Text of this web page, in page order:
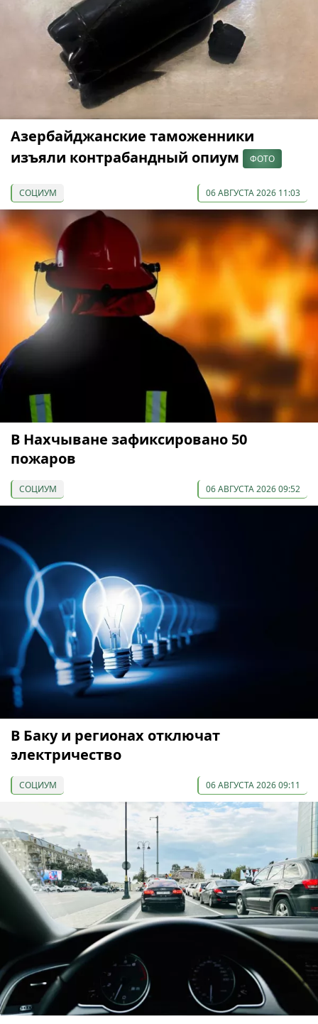
Азербайджанские таможенники
изъяли контрабандный опиум
ФОТО
СОЦИУМ 06 АВГУСТА 2026 11:03
В Нахчыване зафиксировано 50
пожаров
СОЦИУМ 06 АВГУСТА 2026 09:52
В Баку и регионах отключат
электричество
СОЦИУМ 06 АВГУСТА 2026 09:11